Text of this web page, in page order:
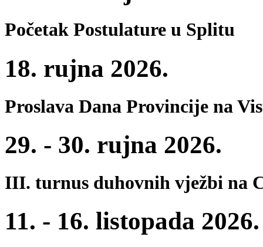
Početak Postulature u Splitu
18. rujna 2026.
Proslava Dana Provincije na
29. - 30. rujna 2026.
III. turnus duhovnih vježbi na
11. - 16. listopada 2026.